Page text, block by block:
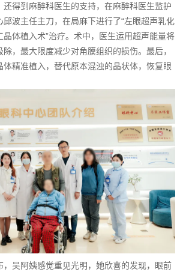
还得到麻醉科医生的支持，在麻醉科医生监护
波主任主刀，在局麻下进行了“左眼超声乳化
晶体植入术”治疗。术中，医生运用超声能量将
，最大限度减少对角膜组织的损伤。最后，
体精准植入，替代原本混浊的晶状体，恢复眼
，吴阿姨感觉重见光明，她欣喜的发现，眼前